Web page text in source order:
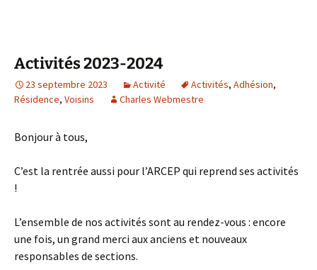
Activités 2023-2024
23 septembre 2023 Activité Activités, Adhésion,
Résidence, Voisins Charles Webmestre
Bonjour à tous,
C’est la rentrée aussi pour l’ARCEP qui reprend ses activités
!
L’ensemble de nos activités sont au rendez-vous : encore
une fois, un grand merci aux anciens et nouveaux
responsables de sections.